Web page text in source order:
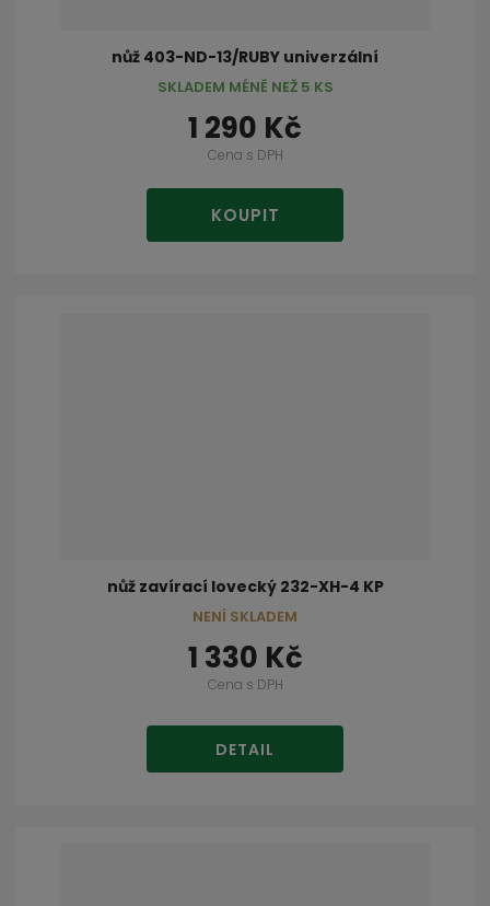
nůž 403-ND-13/RUBY univerzální
1 290 Kč
Cena s DPH
KOUPIT
SKLADEM MÉNĚ NEŽ 5 KS
nůž zavírací lovecký 232-XH-4 KP
1 330 Kč
Cena s DPH
DETAIL
NENÍ SKLADEM